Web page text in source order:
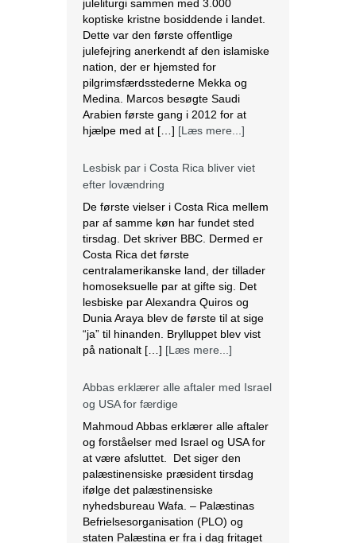
Lesbisk par i Costa Rica bliver viet
efter lovændring
De første vielser i Costa Rica mellem
par af samme køn har fundet sted
tirsdag. Det skriver BBC. Dermed er
Costa Rica det første
centralamerikanske land, der tillader
lesbiske par Alexandra Quiros og
Dunia Araya blev de første til at sige
på nationalt […] [Læs mere...]
Abbas erklærer alle aftaler med Israel
og USA for færdige
Mahmoud Abbas erklærer alle aftaler
og forståelser med Israel og USA for
at være afsluttet. Det siger den
palæstinensiske præsident tirsdag
ifølge det palæstinensiske
Befrielsesorganisation (PLO) og
staten Palæstina er fra i dag fritaget
amerikanske og den israelske
regering, siger Abbas på et
krisemøde. […][Læs mere...]
Læs teologi gennem DBI hjemmefra
Det er nu muligt at følge
undervisningen på FIUC-CPH